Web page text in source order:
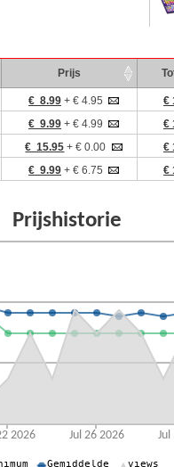
Prijs
€ 8.99 + € 4.95
€
€ 9.99 + € 4.99
€
€ 15.95 + € 0.00
€
€ 9.99 + € 6.75 €